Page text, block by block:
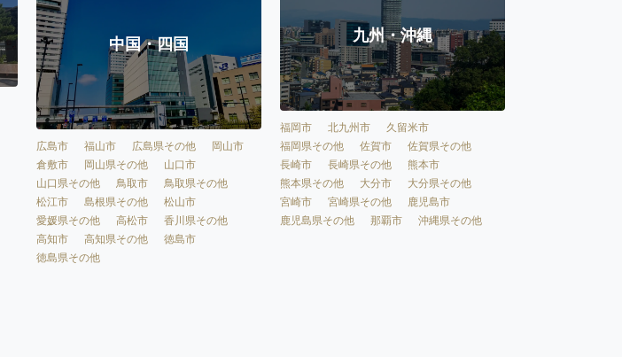
中国・四国
広島市 福山市 広島県その他
岡山市
倉敷市
岡山県その他
山口市
山口県その他
鳥取市
鳥取県その他
松江市
島根県その他
松山市
愛媛県その他
高松市
香川県その他
高知市
高知県その他
徳島市
徳島県その他
九州・沖縄
福岡市 北九州市
久留米市
福岡県その他
佐賀市
佐賀県その他
長崎市
長崎県その他
熊本市
熊本県その他
大分市
大分県その他
宮崎市
宮崎県その他
鹿児島市
鹿児島県その他
那覇市 沖縄県その他